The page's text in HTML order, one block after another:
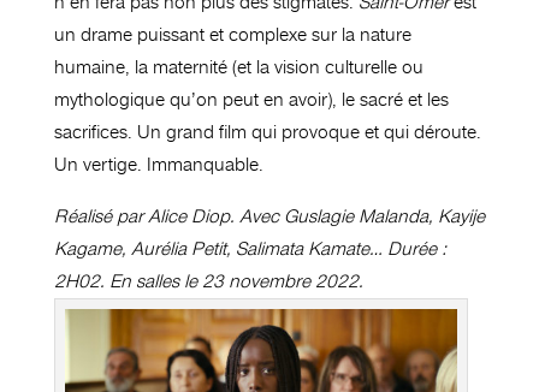
un drame puissant et complexe sur la nature
humaine, la maternité (et la vision culturelle ou
mythologique qu’on peut en avoir), le sacré et les
sacrifices. Un grand film qui provoque et qui déroute.
Un vertige. Immanquable.
Réalisé par Alice Diop. Avec Guslagie Malanda, Kayije
Kagame, Aurélia Petit, Salimata Kamate… Durée :
2H02. En salles le 23 novembre 2022.